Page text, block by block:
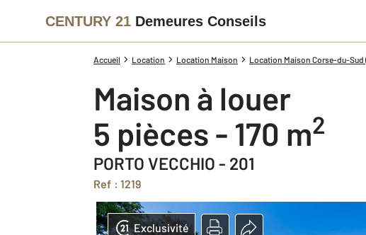
CENTURY 21 Demeures Conseils
Accueil Location Location Maison Location Maison Corse-du-Sud
Maison à louer
5 pièces - 170 m2
PORTO VECCHIO - 201
Ref : 1219
Exclusivité